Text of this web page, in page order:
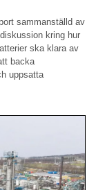
sammanställd av
kring hur
ska klara av
backa
uppsatta